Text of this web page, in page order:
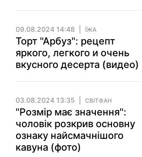
09.08.2024 14:48 ЇЖА
Торт "Арбуз": рецепт
яркого, легкого и очень
вкусного десерта (видео)
03.08.2024 13:35 СВІТФАН
"Розмір має значення":
чоловік розкрив основну
ознаку найсмачнішого
кавуна (фото)